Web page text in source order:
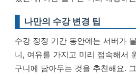
나만의 수강 변경 팁
수강 정정 기간 동안에는 서버가
니, 여유를 가지고 미리 접속해서
구니에 담아두는 것을 추천해요.